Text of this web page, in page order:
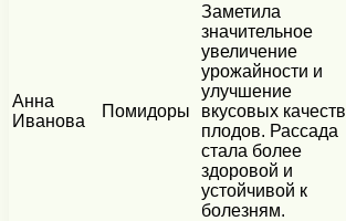
Анна
Иванова
Помидоры
Заметила
значительное
увеличение
урожайности и
улучшение
вкусовых качеств
плодов. Рассада
стала более
здоровой и
устойчивой к
болезням.